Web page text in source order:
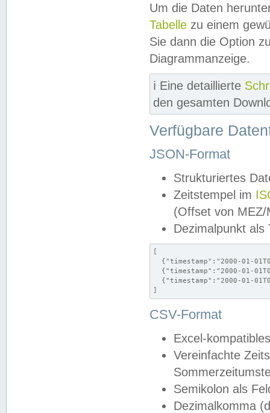
Um die Daten
Tabelle zu einem
Sie dann die Option
Diagrammanzeige.
ℹ️ Eine detaillierte
den gesamten
Verfügbare
JSON-Format
Strukturiertes
Zeitstempel im
(Offset von MEZ/
Dezimalpunkt als
[
{"timestamp":"2000-01-
{"timestamp":"2000-01-
{"timestamp":"2000-01-
]
CSV-Format
Excel-
Vereinfachte
Semikolon als
Dezimalkomma